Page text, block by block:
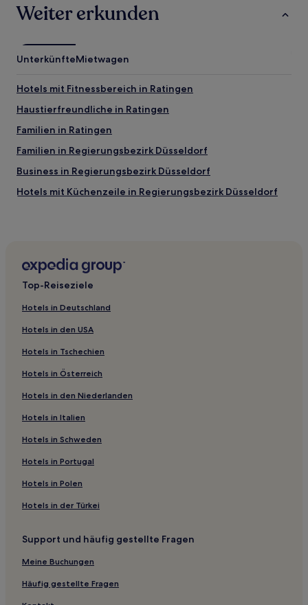
Weiter erkunden
UnterkünfteMietwagen
Hotels mit Fitnessbereich in Ratingen
Haustierfreundliche in Ratingen
Familien in Ratingen
Familien in Regierungsbezirk Düsseldorf
Business in Regierungsbezirk Düsseldorf
Hotels mit Küchenzeile in Regierungsbezirk Düsseldorf
Familien in Düsseldorf
Hotels mit inbegriffenem Frühstück nahe Blauer See
Familien in Wuppertal
Hotels mit inbegriffenem Frühstück in Köln
Familien nahe Grünsee
Haustierfreundliche nahe Grünsee
Hotels mit Parkplatz nahe Seestern
Haustierfreundliche nahe Seestern
Familien nahe Seestern
Business nahe Seestern
Hotels mit Pool nahe Seestern
Hotels mit Wellnessbereich nahe Seestern
Familien in Pempelfort
Haustierfreundliche in Nordrhein-Westfalen
Hotels mit inbegriffenem Frühstück in Nordrhein-
Top-Reiseziele
Hotels in Deutschland
Hotels in den USA
Hotels in Tschechien
Hotels in Österreich
Hotels in den Niederlanden
Hotels in Italien
Hotels in Schweden
Hotels in Portugal
Hotels in Polen
Hotels in der Türkei
Support und häufig gestellte Fragen
Meine Buchungen
Häufig gestellte Fragen